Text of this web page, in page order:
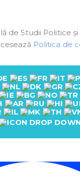
de Studii Politice
Politica de